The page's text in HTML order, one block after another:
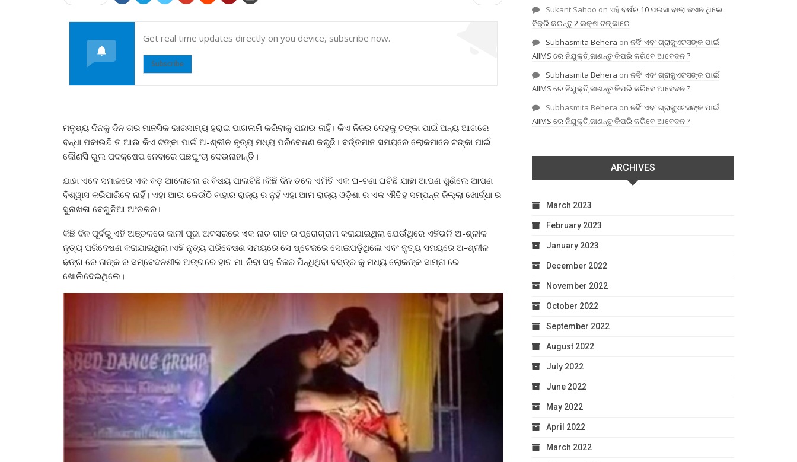
Get real time updates directly on you device, subscribe now.
Subscribe
ମନୁଷ୍ୟ ଦିନକୁ ଦିନ ତାର ମାନସିକ ଭାରସାମ୍ୟ ହରାଇ ପାଗଳାମି କରିବାକୁ ପଛାଉ ନାହିଁ। କିଏ ନିଜର ଦେହକୁ ଟଙ୍କା ପାଇଁ ଅନ୍ୟ ଆଗରେ
ବନ୍ଧା ପକାଉଛି ତ ଆଉ କିଏ ଟଙ୍କା ପାଇଁ ଅ-ଶ୍ଳୀଳ ନୃତ୍ୟ ମଧ୍ୟ ପରିବେଷଣ କରୁଛି। ବର୍ତ୍ତମାନ ସମୟରେ ଲୋକମାନେ ଟଙ୍କା ପାଇଁ
କୌଣସି ଭୁଲ ପଦକ୍ଷେପ ନେବାରେ ପଛଘୁଂଚା ଦେଉନାହାନ୍ତି।
ଯାହା ଏବେ ସମାଜରେ ଏକ ବଡ଼ ଆଲୋଚନା ର ବିଷୟ ପାଲଟିଛି।କିଛି ଦିନ ତଳେ ଏମିତି ଏକ ଘ-ଟଣା ଘଟିଛି ଯାହା ଆପଣ ଶୁଣିଲେ ଆପଣ
ବିଶ୍ୱାସ କରିପାରିବେ ନାହିଁ। ଏହା ଆଉ କେଉଁଠି ବାହାର ରାଜ୍ୟ ର ନୁହଁ ଏହା ଆମ ରାଜ୍ୟ ଓଡ଼ିଶା ର ଏକ ଐତିହ ସମ୍ପନ୍ନ ଜିଲ୍ଲା ଖୋର୍ଦ୍ଧା ର
ସୁନାଖଳା ବେଗୁନିଆ ଅଂଚଳର।
କିଛି ଦିନ ପୂର୍ବରୁ ଏହି ଅଞ୍ଚଳରେ କାଳୀ ପୂଜା ଅବସରରେ ଏକ ନାଚ ଗୀତ ର ପ୍ରୋଗ୍ରାମ କରାଯାଇଥିଲା ଯେଉଁଥିରେ ଏହିଭଳି ଅ-ଶ୍ଳୀଳ
ନୃତ୍ୟ ପରିବେଷଣ କରାଯାଇଥିଲା।ଏହି ନୃତ୍ୟ ପରିବେଷଣ ସମୟରେ ସେ ଷ୍ଟେଜରେ ସୋଇପଡ଼ିଥିଲେ ଏବଂ ନୃତ୍ୟ ସମୟରେ ଅ-ଶ୍ଳୀଳ
ଢଙ୍ଗ ରେ ତାଙ୍କ ର ସମ୍ବେଦନଶୀଳ ଅଙ୍ଗରେ ହାତ ମା-ରିବା ସହ ନିଜର ପିନ୍ଧିଥିବା ବସ୍ତ୍ର କୁ ମଧ୍ୟ ଲୋକଙ୍କ ସାମ୍ନା ରେ
ଖୋଲିଦେଇଥିଲେ।
Sukant Sahoo on ଏହି ବର୍ଷର 10 ପଇସା ବାଲା କଏନ ଥିଲେ
ବିକ୍ରି କରନ୍ତୁ 2 ଲକ୍ଷ ଟଙ୍କାରେ
Subhasmita Behera on ନର୍ସିଂ ଏବଂ ଗ୍ରାଜୁଏଟସଙ୍କ ପାଇଁ
AIIMS ରେ ନିଯୁକ୍ତି,ଜାଣନ୍ତୁ କିପରି କରିବେ ଆବେଦନ ?
Subhasmita Behera on ନର୍ସିଂ ଏବଂ ଗ୍ରାଜୁଏଟସଙ୍କ ପାଇଁ
AIIMS ରେ ନିଯୁକ୍ତି,ଜାଣନ୍ତୁ କିପରି କରିବେ ଆବେଦନ ?
Subhasmita Behera on ନର୍ସିଂ ଏବଂ ଗ୍ରାଜୁଏଟସଙ୍କ ପାଇଁ
AIIMS ରେ ନିଯୁକ୍ତି,ଜାଣନ୍ତୁ କିପରି କରିବେ ଆବେଦନ ?
ARCHIVES
March 2023
February 2023
January 2023
December 2022
November 2022
October 2022
September 2022
August 2022
July 2022
June 2022
May 2022
April 2022
March 2022